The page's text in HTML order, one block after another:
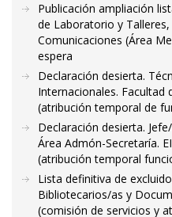
Publicación ampliación
de Laboratorio y
Comunicaciones (Área
espera
Declaración desierta.
Internacionales. Facultad
(atribución temporal de
Declaración desierta.
Área Admón-Secretaría.
(atribución temporal
Lista definitiva de
Bibliotecarios/as y
(comisión de servicios y